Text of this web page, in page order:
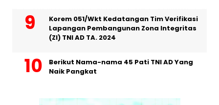
Korem 051/Wkt Kedatangan Tim Verifikasi
Lapangan Pembangunan Zona Integritas
(ZI) TNI AD TA. 2024
Berikut Nama-nama 45 Pati TNI AD Yang
Naik Pangkat